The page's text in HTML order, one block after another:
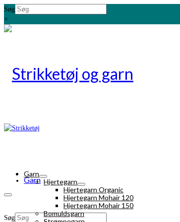
Søg
×
Garn
Søg
Garn
Hjertegarn
Hjertegarn Organic
Hjertegarn Mohair 120
Hjertegarn Mohair 150
Bomuldsgarn